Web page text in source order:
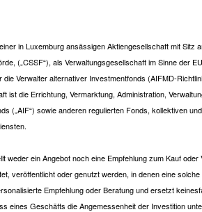
in Luxemburg ansässigen Aktiengesellschaft mit Sitz
(„CSSF“), als Verwaltungsgesellschaft im Sinne der
Verwalter alternativer Investmentfonds (AIFMD-
die Errichtung, Vermarktung, Administration,
(„AIF“) sowie anderen regulierten Fonds, kollektiven
ein Angebot noch eine Empfehlung zum Kauf oder
veröffentlicht oder genutzt werden, in denen eine solche
Empfehlung oder Beratung und ersetzt
eines Geschäfts die Angemessenheit der Investition